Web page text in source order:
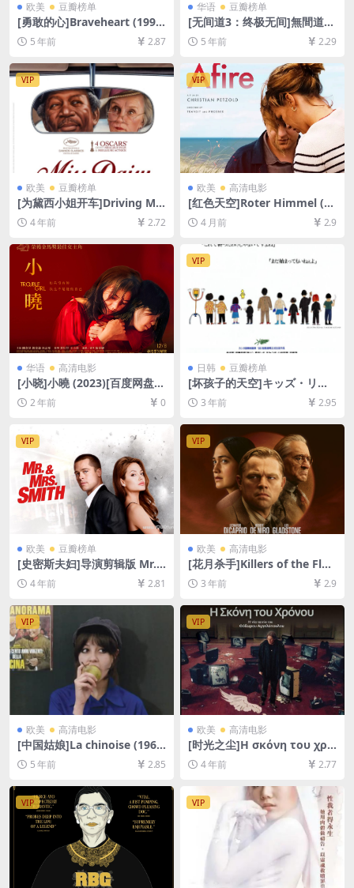
欧美 豆瓣榜单
[勇敢的心]Braveheart (1995)
[百度网盘+迅雷云盘资源1080
P超清未删减][MP4/11GB][中
英字幕]
5 年前 2.87
华语 豆瓣榜单
[无间道3：终极无间]無間道III
終極無間 (2003) [百度网盘
+迅雷云盘资源1080P超清][M
P4/7.0GB][粤语原声中字]
5 年前 2.29
VIP
欧美 豆瓣榜单
[为黛西小姐开车]Driving Mis
s Daisy (1989)[百度网盘+迅
雷云盘资源1080P超清未删减]
4 年前 2.72
VIP
欧美 高清电影
[红色天空]Roter Himmel (20
23)[百度网盘+夸克网盘1080P
超清未删减资源][网盘在线播
幕]
4 月前 2.9
华语 高清电影
[小晓]小曉 (2023)[百度网盘
+夸克网盘1080P超清未删减
资源][网盘在线播放/下载][MP
2 年前 0
VIP
日韩 豆瓣榜单
[坏孩子的天空]キッズ・リタ
ーン (1996)[百度网盘+夸克网
盘1080P超清未删减资源][网
盘在线播放/下载][MP4/6.9G
B][中文字幕]
3 年前 2.95
VIP
欧美 豆瓣榜单
[史密斯夫妇]导演剪辑版 Mr.
& Mrs. Smith (2005)[百度网
盘+迅雷云盘资源1080P超清
未删减][MP4/8GB][中英字幕]
4 年前 2.81
VIP
欧美 高清电影
[花月杀手]Killers of the Flo
wer Moon (2023)[百度网盘
+夸克网盘1080P超清未删减
资源][网盘在线播放/下载][MP
4/15GB][中英字幕]
3 年前 2.9
VIP
欧美 高清电影
[中国姑娘]La chinoise (196
7)[百度网盘+迅雷云盘资源10
80P超清未删减][MP4/6.1GB]
5 年前 2.85
VIP
欧美 高清电影
[时光之尘]Η σκόνη του χρό
νου (2008)[百度网盘+迅雷云
盘资源1080P超清未删减][MP
4 年前 2.77
VIP VIP